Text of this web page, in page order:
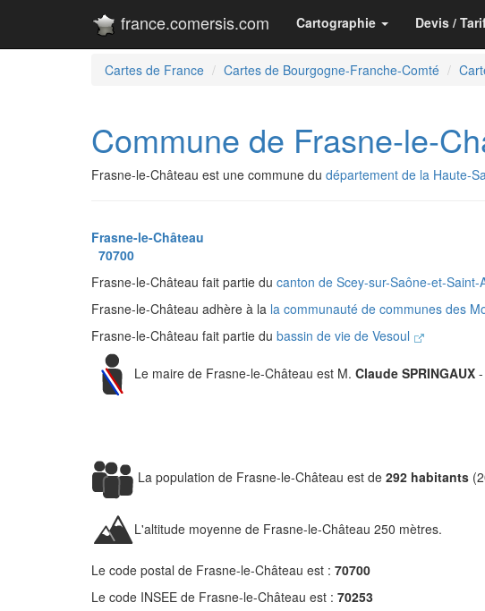
france.comersis.com Cartographie Devis /
Cartes de France Cartes de Bourgogne-Franche-Comté
Commune de Frasne-le-
Frasne-le-Château est une commune du département de la Haute-
Frasne-le-Château
70700
Frasne-le-Château fait partie du canton de Scey-sur-Saône-et-Saint-
Frasne-le-Château adhère à la la communauté de communes des
Frasne-le-Château fait partie du bassin de vie de Vesoul
Le maire de Frasne-le-Château est M. Claude SPRINGAUX
La population de Frasne-le-Château est de 292 habitants
L'altitude moyenne de Frasne-le-Château 250 mètres.
Le code postal de Frasne-le-Château est : 70700
Le code INSEE de Frasne-le-Château est : 70253